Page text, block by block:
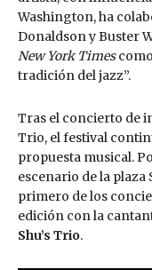
Washington, ha
Donaldson y Buster
New York Times
tradición del jazz”.
Tras el concierto de
Trio, el festival
propuesta musical.
escenario de la
primero de los
edición con la
Shu’s Trio.